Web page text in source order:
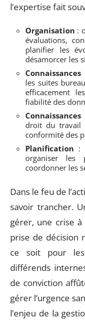
l’expertise fait
Organisation :
évaluations,
planifier les
désamorcer les
les suites
efficacement
fiabilité des
droit du travail
conformité des
Planification :
organiser les
coordonner les
Dans le feu de
savoir trancher.
gérer, une crise à
prise de décision
ce soit pour
différends
de conviction
gérer l’urgence
l’enjeu de la